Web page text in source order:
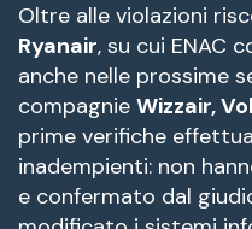
Oltre alle violazioni
Ryanair, su cui ENAC
anche nelle prossime
compagnie Wizzair,
prime verifiche
inadempienti: non
e confermato dal